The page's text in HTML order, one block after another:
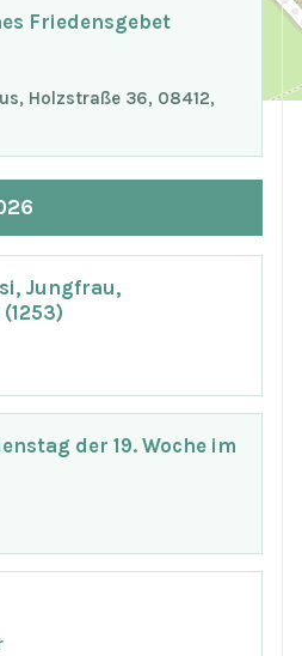
Friedensgebet
Holzstraße 36, 08412,
Jungfrau,
der 19. Woche im